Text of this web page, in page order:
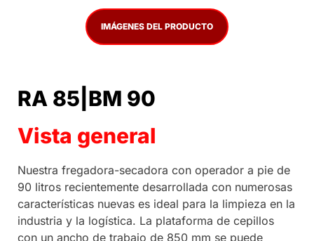
IMÁGENES DEL PRODUCTO
RA 85|BM 90
Vista general
Nuestra fregadora-secadora con operador a pie de
90 litros recientemente desarrollada con numerosas
características nuevas es ideal para la limpieza en la
industria y la logística. La plataforma de cepillos
con un ancho de trabajo de 850 mm se puede